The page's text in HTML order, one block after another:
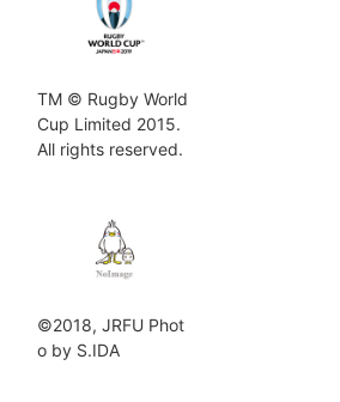
TM © Rugby World
Cup Limited 2015.
All rights reserved.
©2018, JRFU Phot
o by S.IDA